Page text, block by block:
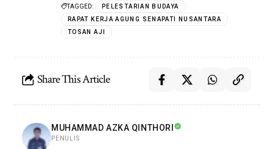
TAGGED:
PELESTARIAN BUDAYA
RAPAT KERJA AGUNG SENAPATI NUSANTARA
TOSAN AJI
Share This Article
MUHAMMAD AZKA QINTHORI
PENULIS